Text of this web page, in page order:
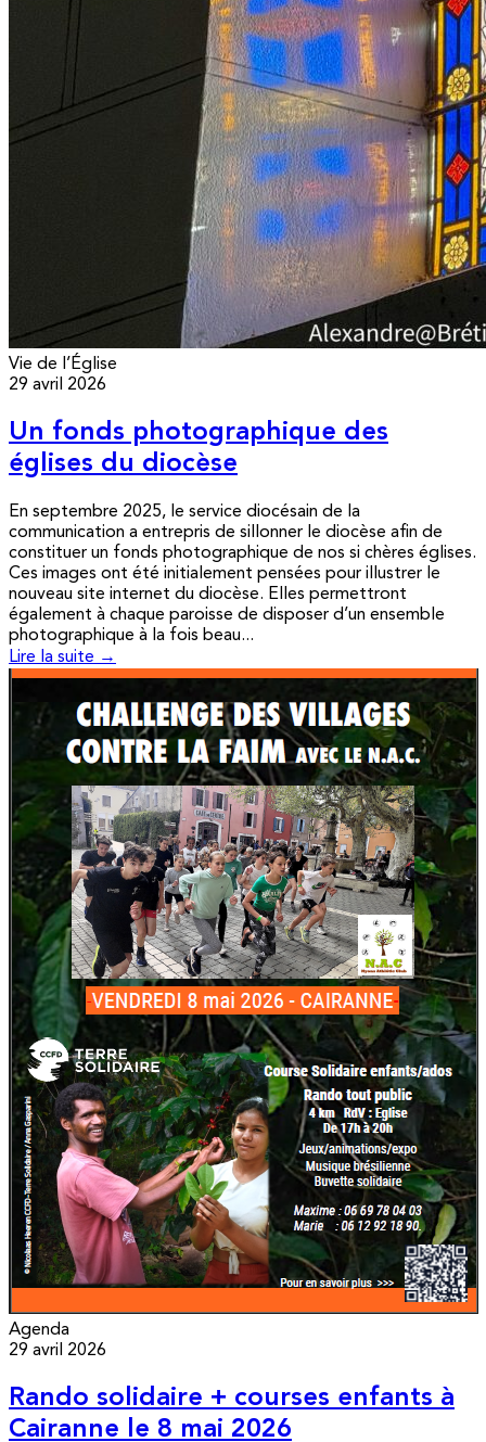
Vie de l’Église
29 avril 2026
Un fonds photographique des
églises du diocèse
En septembre 2025, le service diocésain de la
communication a entrepris de sillonner le diocèse afin de
constituer un fonds photographique de nos si chères églises.
Ces images ont été initialement pensées pour illustrer le
nouveau site internet du diocèse. Elles permettront
également à chaque paroisse de disposer d’un ensemble
photographique à la fois beau...
Lire la suite →
Agenda
29 avril 2026
Rando solidaire + courses enfants à
Cairanne le 8 mai 2026